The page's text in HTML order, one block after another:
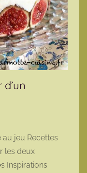
jeu Recettes
les deux
Inspirations